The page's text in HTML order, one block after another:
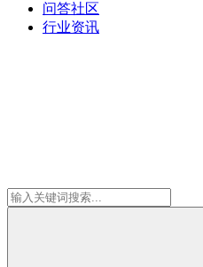
问答社区
行业资讯